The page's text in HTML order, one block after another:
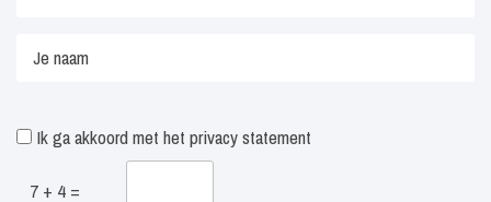
Ik ga akkoord met het privacy statement
7 + 4 =